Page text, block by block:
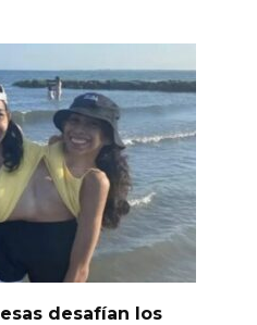
desafían los